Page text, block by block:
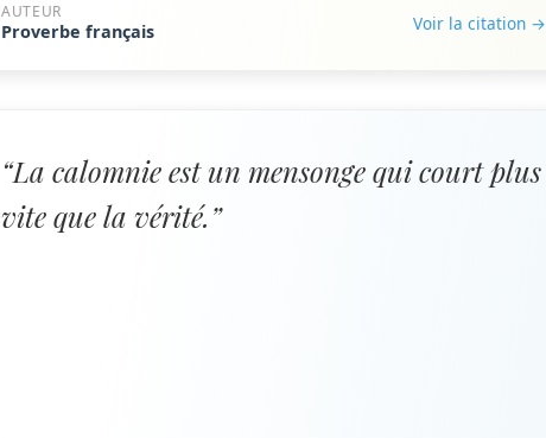
AUTEUR
Proverbe français Voir la citation →
“La calomnie est un mensonge qui court plus
vite que la vérité.”